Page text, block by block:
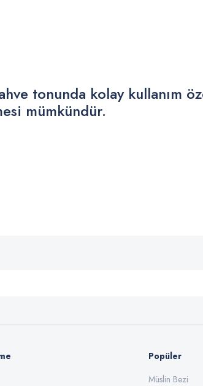
tonunda kolay kullanım
mümkündür.
Popüler
Müslin Bezi